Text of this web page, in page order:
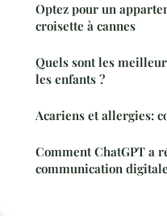
Optez pour un
croisette à cannes
Quels sont les
les enfants ?
Acariens et allergies:
Comment ChatGPT a
communication